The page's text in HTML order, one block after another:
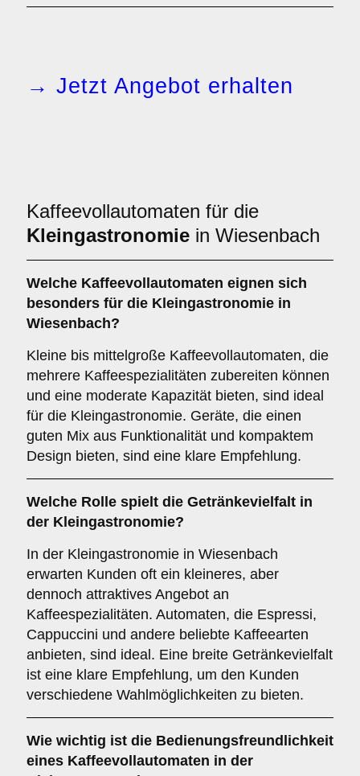
→ Jetzt Angebot erhalten
Kaffeevollautomaten für die
Kleingastronomie in Wiesenbach
Welche Kaffeevollautomaten eignen sich
besonders für die Kleingastronomie in
Wiesenbach?
Kleine bis mittelgroße Kaffeevollautomaten, die
mehrere Kaffeespezialitäten zubereiten können
und eine moderate Kapazität bieten, sind ideal
für die Kleingastronomie. Geräte, die einen
guten Mix aus Funktionalität und kompaktem
Design bieten, sind eine klare Empfehlung.
Welche Rolle spielt die Getränkevielfalt in
der Kleingastronomie?
In der Kleingastronomie in Wiesenbach
erwarten Kunden oft ein kleineres, aber
dennoch attraktives Angebot an
Kaffeespezialitäten. Automaten, die Espressi,
Cappuccini und andere beliebte Kaffeearten
anbieten, sind ideal. Eine breite Getränkevielfalt
ist eine klare Empfehlung, um den Kunden
verschiedene Wahlmöglichkeiten zu bieten.
Wie wichtig ist die Bedienungsfreundlichkeit
eines Kaffeevollautomaten in der